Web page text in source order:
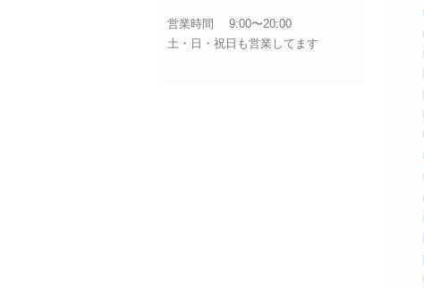
営業時間 9:00〜20:00
土・日・祝日も営業してます